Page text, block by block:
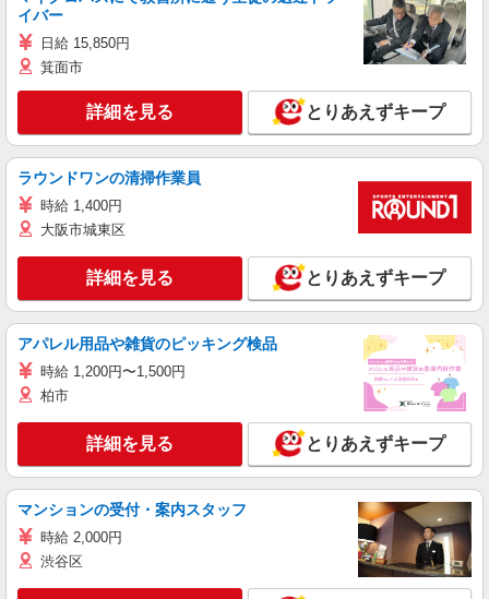
イバー
日給 15,850円
箕面市
詳細を見る とりあえずキープ
ラウンドワンの清掃作業員
時給 1,400円
大阪市城東区
詳細を見る とりあえずキープ
アパレル用品や雑貨のピッキング検品
時給 1,200円〜1,500円
柏市
詳細を見る とりあえずキープ
マンションの受付・案内スタッフ
時給 2,000円
渋谷区